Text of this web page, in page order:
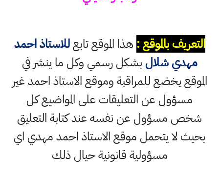
التعريف بالموقع : هذا الموقع تابعللاستاذ احمد
مهدي شلال بشكل رسمي وكل ما ينشر في
الموقع يخضع للمراقبة وموقع الاستاذ احمد غير
مسؤول عن التعليقات على المواضيع كل
شخص مسؤول عن نفسه عند كتابة التعليق
بحيث لا يتحمل موقع الاستاذ احمد مهدي اي
مسؤولية قانونية حيال ذلك